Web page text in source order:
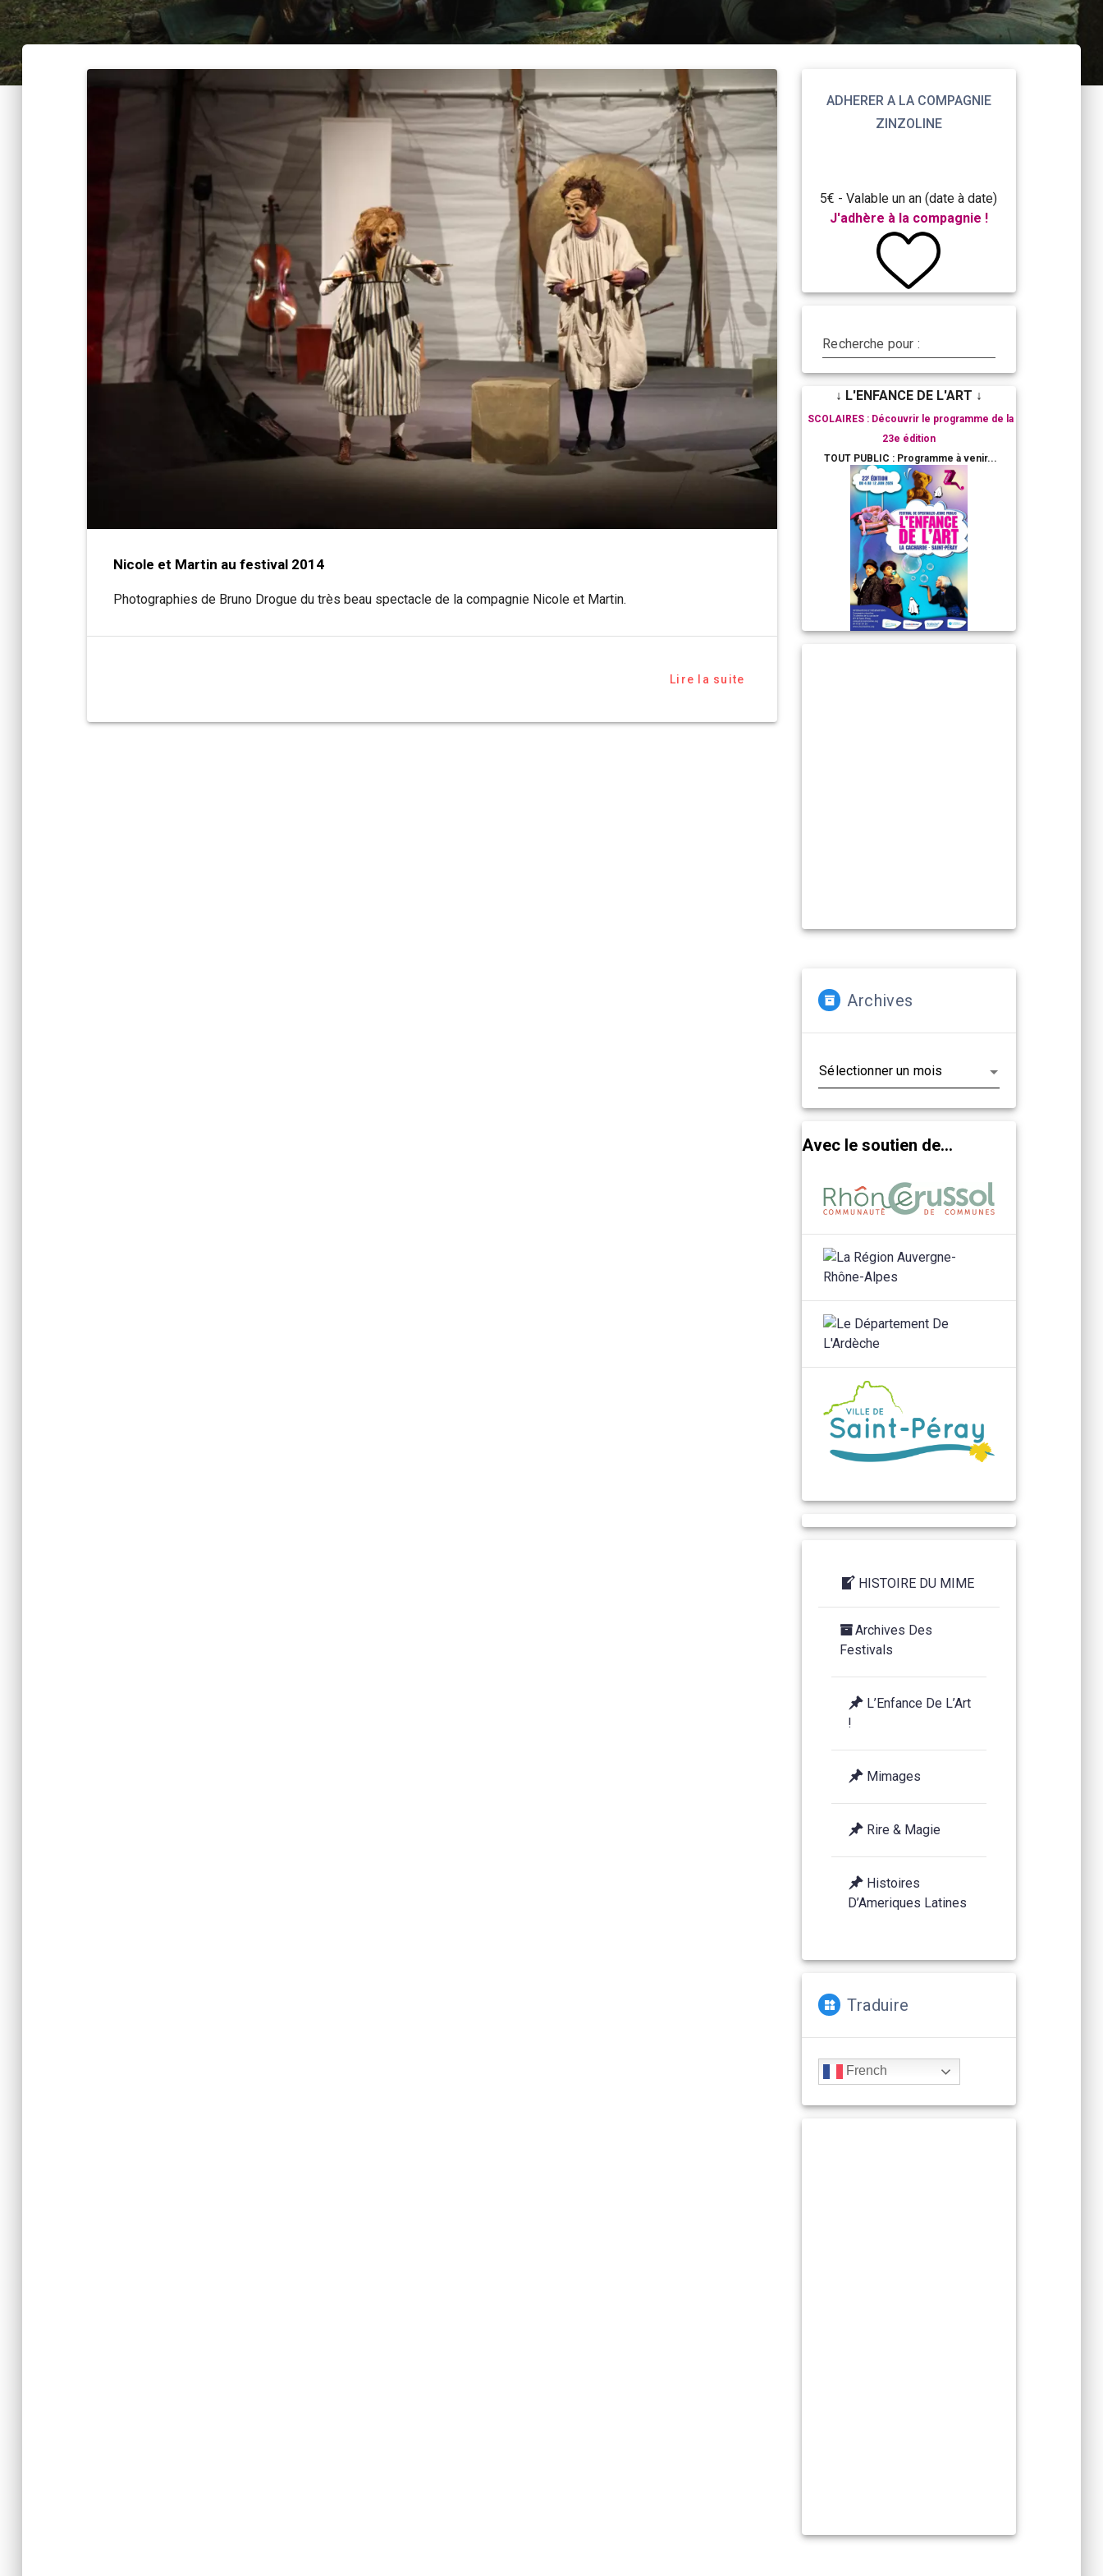
Nicole et Martin au festival 2014
Photographies de Bruno Drogue du très beau spectacle de la compagnie Nicole et Martin.
Lire la suite
ADHERER A LA COMPAGNIE
ZINZOLINE
5€ - Valable un an (date à date)
J'adhère à la compagnie !
Recherche pour :
↓ L'ENFANCE DE L'ART ↓
SCOLAIRES : Découvrir le programme de la
23e édition
TOUT PUBLIC : Programme à venir...
Archives
Avec le soutien de...
HISTOIRE DU MIME
Archives Des
Festivals
L’Enfance De L’Art
!
Mimages
Rire & Magie
Histoires
D’Ameriques Latines
Traduire
French